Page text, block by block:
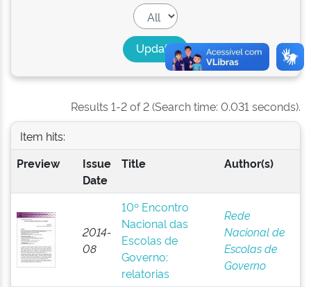
Results 1-2 of 2 (Search time: 0.031 seconds).
Item hits:
Preview
Issue
Date
Title Author(s)
2014-
08
10º Encontro
Nacional das
Escolas de
Governo:
relatorias
Rede
Nacional de
Escolas de
Governo